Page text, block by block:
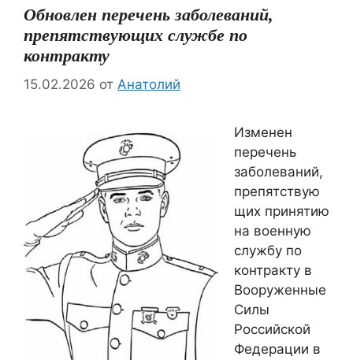
Обновлен перечень заболеваний,
препятствующих службе по
контракту
15.02.2026 от Анатолий
Изменен
перечень
заболеваний,
препятствую
щих принятию
на военную
службу по
контракту в
Вооруженные
Силы
Российской
Федерации в